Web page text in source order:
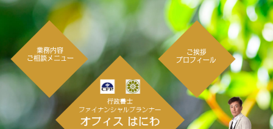
ご挨拶
プロフィール
業務内容
ご相談メニュー